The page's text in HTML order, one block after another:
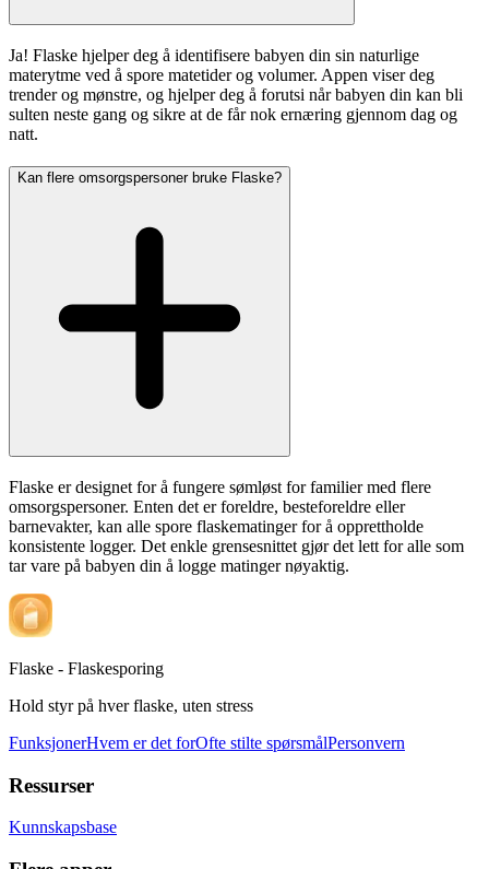
Ja! Flaske hjelper deg å identifisere babyen din sin naturlige
materytme ved å spore matetider og volumer. Appen viser deg
trender og mønstre, og hjelper deg å forutsi når babyen din kan bli
sulten neste gang og sikre at de får nok ernæring gjennom dag og
natt.
Kan flere omsorgspersoner bruke Flaske?
Flaske er designet for å fungere sømløst for familier med flere
omsorgspersoner. Enten det er foreldre, besteforeldre eller
barnevakter, kan alle spore flaskematinger for å opprettholde
konsistente logger. Det enkle grensesnittet gjør det lett for alle som
tar vare på babyen din å logge matinger nøyaktig.
Flaske - Flaskesporing
Hold styr på hver flaske, uten stress
FunksjonerHvem er det forOfte stilte spørsmålPersonvern
Ressurser
Kunnskapsbase